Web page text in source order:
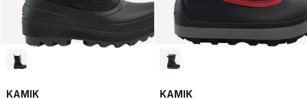
KAMIK KAMIK